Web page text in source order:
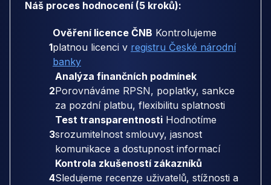
Náš proces hodnocení (5 kroků):
1
Ověření licence ČNB Kontrolujeme
platnou licenci v registru České národní
banky
2
Analýza finančních podmínek
Porovnáváme RPSN, poplatky, sankce
za pozdní platbu, flexibilitu splatnosti
3
Test transparentnosti Hodnotíme
srozumitelnost smlouvy, jasnost
komunikace a dostupnost informací
4
Kontrola zkušeností zákazníků
Sledujeme recenze uživatelů, stížnosti a